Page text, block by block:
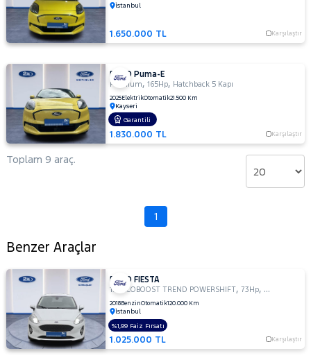
COURIER
TRANSIT
CUSTOM
HONDA
HYUNDAI
ISUZU
Iveco
Jaecoo
MAN
MERCEDES-
BENZ
MINI
MITSUBISHI
MOTORSIKLET
NISSAN
İstanbul
1.650.000 TL Karşılaştır
FORD Puma-E
Premium,165Hp, Hatchback 5 Kapı
2025ElektrikOtomatik21.500 Km
Kayseri
1.830.000 TL Karşılaştır
Garantili
Toplam 9 araç.
1
Benzer Araçlar
FORD FIESTA
1.0 ECOBOOST TREND POWERSHIFT,73Hp, Hatchback 5
2018BenzinOtomatik120.000 Km
İstanbul
1.025.000 TL Karşılaştır
%1,99 Faiz Fırsatı